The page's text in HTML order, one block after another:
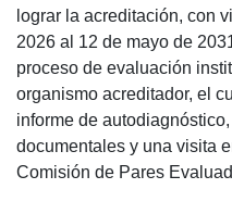
lograr la acreditación, con
2026 al 12 de mayo de
proceso de evaluación
organismo acreditador, el
informe de
documentales y una visita
Comisión de Pares